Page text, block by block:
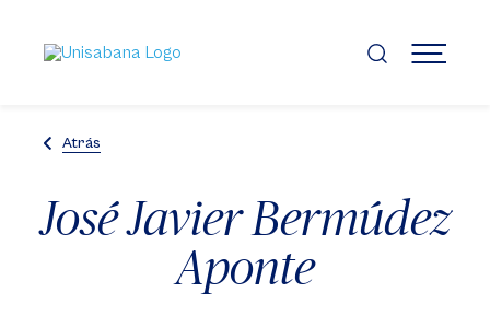
contenido
principal
MENÚ
Atrás
José Javier Bermúdez
Aponte